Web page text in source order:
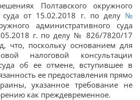
Полтавского окружного
суда от 15.02.2018 г. по делу №
административного суда
г. по делу № 826/7820/17
что, поскольку основанием для
налоговой консультации
об ее отмене, вступившее в
ее предоставления прямо
указанное требование не
как преждевременное.